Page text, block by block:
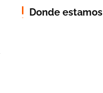
Donde estamos